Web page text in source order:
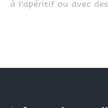
à l’apéritif ou avec